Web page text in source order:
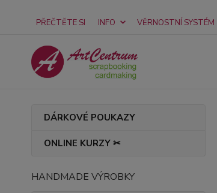
PŘEČTĚTE SI INFO VĚRNOSTNÍ SYSTÉM
DÁRKOVÉ POUKAZY
ONLINE KURZY ✂
HANDMADE VÝROBKY